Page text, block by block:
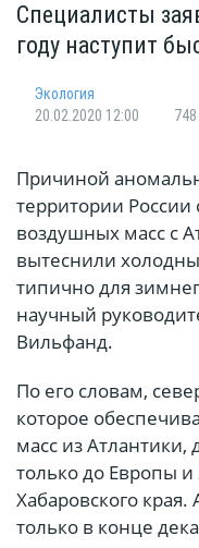
Специалисты
году наступит
Экология
20.02.2020 12:00
748
Причиной
территории
воздушных масс с
вытеснили
типично для
научный
Вильфанд.
По его словам,
которое
масс из Атлантики,
только до Европы
Хабаровского
только в конце